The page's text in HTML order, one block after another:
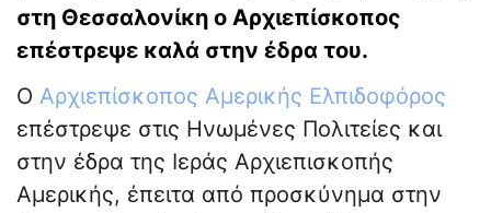
στη Θεσσαλονίκη ο Αρχιεπίσκοπος
επέστρεψε καλά στην έδρα του.
Ο Αρχιεπίσκοπος Αμερικής Ελπιδοφόρος
επέστρεψε στις Ηνωμένες Πολιτείες και
στην έδρα της Ιεράς Αρχιεπισκοπής
Αμερικής, έπειτα από προσκύνημα στην